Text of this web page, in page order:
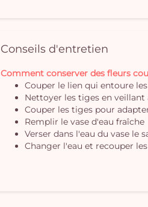
Conseils d'entretien
Comment conserver des fleurs
Couper le lien qui entoure
Nettoyer les tiges en
Couper les tiges pour
Remplir le vase d'eau fraîche
Verser dans l'eau du vase le
Changer l'eau et recouper